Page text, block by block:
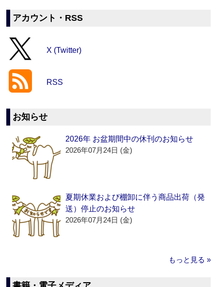
アカウント・RSS
X (Twitter)
RSS
お知らせ
2026年 お盆期間中の休刊のお知らせ
2026年07月24日 (金)
夏期休業および棚卸に伴う商品出荷（発
送）停止のお知らせ
2026年07月24日 (金)
もっと見る »